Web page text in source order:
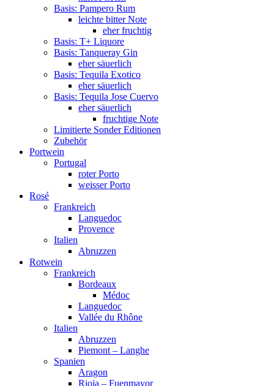
Basis: Pampero Rum
leichte bitter Note
eher fruchtig
Basis: T+ Liquore
Basis: Tanqueray Gin
eher säuerlich
Basis: Tequila Exotico
eher säuerlich
Basis: Tequila Jose Cuervo
eher säuerlich
fruchtige Note
Limitierte Sonder Editionen
Zubehör
Portwein
Portugal
roter Porto
weisser Porto
Rosé
Frankreich
Languedoc
Provence
Italien
Abruzzen
Rotwein
Frankreich
Bordeaux
Médoc
Languedoc
Vallée du Rhône
Italien
Abruzzen
Piemont – Langhe
Spanien
Aragon
Rioja – Fuenmayor